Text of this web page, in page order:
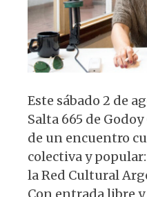
Este sábado 2 de
Salta 665 de
de un encuentro
colectiva y
la Red Cultural